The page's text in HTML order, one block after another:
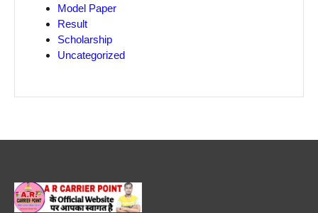
Model Paper
Result
Scholarship
Uncategorized